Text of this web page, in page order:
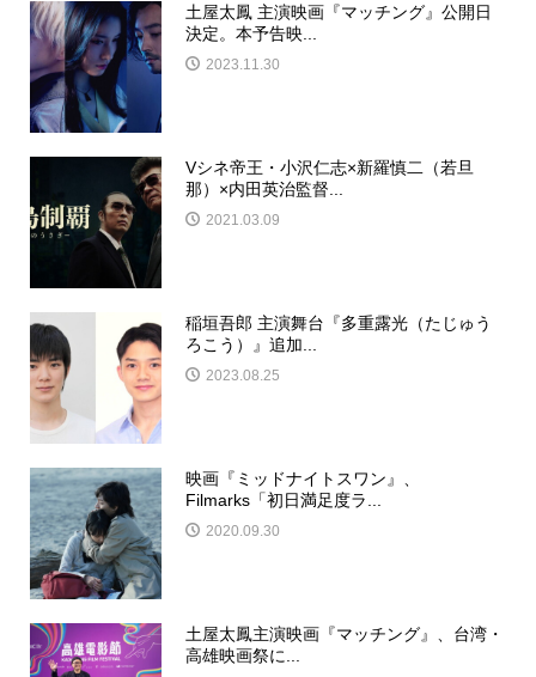
土屋太鳳 主演映画『マッチング』公開日
決定。本予告映...
2023.11.30
Vシネ帝王・小沢仁志×新羅慎二（若旦
那）×内田英治監督...
2021.03.09
稲垣吾郎 主演舞台『多重露光（たじゅう
ろこう）』追加...
2023.08.25
映画『ミッドナイトスワン』、
Filmarks「初日満足度ラ...
2020.09.30
土屋太鳳主演映画『マッチング』、台湾・
高雄映画祭に...